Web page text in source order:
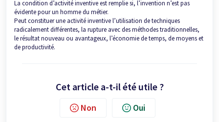
La condition d’activité inventive est remplie si, l’invention n’est pas
évidente pour un homme du métier.
Peut constituer une activité inventive l’utilisation de techniques
radicalement différentes, la rupture avec des méthodes traditionnelles,
le résultat nouveau ou avantageux, l’économie de temps, de moyens et
de productivité.
Cet article a-t-il été utile ?
Non Oui